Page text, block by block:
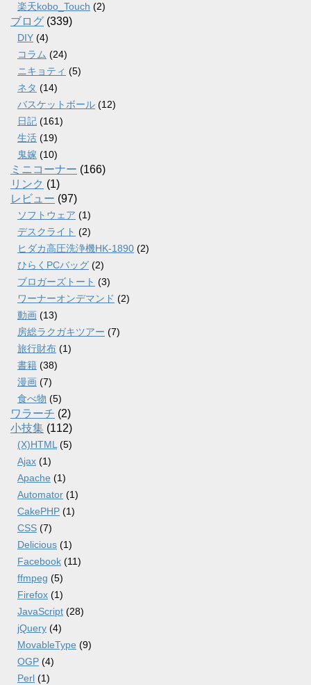
楽天kobo_Touch (2)
ブログ (339)
DIY (4)
コラム (24)
ニキョティ (5)
ネタ (14)
バスケットボール (12)
日記 (161)
生活 (19)
鬼嫁 (10)
ミニコーナー (166)
リンク (1)
レビュー (97)
ソフトウェア (1)
デスクライト (2)
ヒダカ高圧洗浄機HK-1890 (2)
ひらくPCバッグ (2)
ブロガーズトート (3)
ワーナーオンデマンド (2)
動画 (13)
房総ラクガキツアー (7)
旅行財布 (1)
書籍 (38)
漫画 (7)
食べ物 (5)
ワラーチ (2)
小技集 (112)
(X)HTML (5)
Ajax (1)
Apache (1)
Automator (1)
CakePHP (1)
CSS (7)
Delicious (1)
Facebook (11)
ffmpeg (5)
Firefox (1)
JavaScript (28)
jQuery (4)
MovableType (9)
OGP (4)
Perl (1)